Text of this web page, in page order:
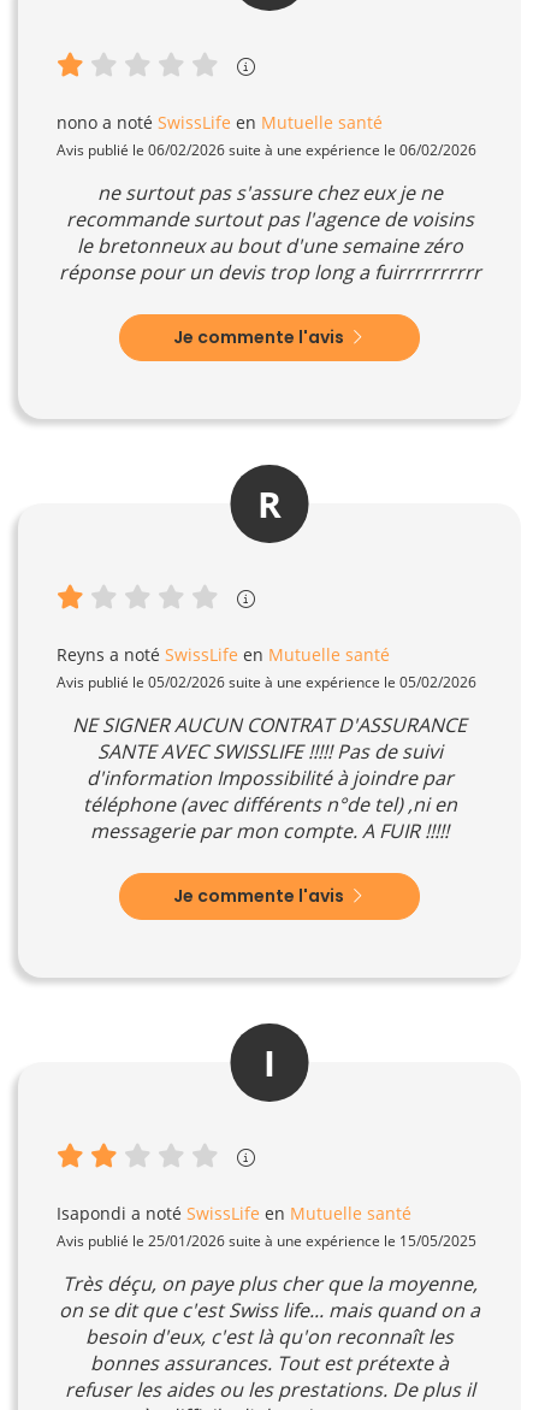
nono a noté SwissLife en Mutuelle santé
Avis publié le 06/02/2026 suite à une expérience le 06/02/2026
ne surtout pas s'assure chez eux je ne
recommande surtout pas l'agence de voisins
le bretonneux au bout d'une semaine zéro
réponse pour un devis trop long a fuirrrrrrrrrr
Je commente l'avis
R
Reyns a noté SwissLife en Mutuelle santé
Avis publié le 05/02/2026 suite à une expérience le 05/02/2026
NE SIGNER AUCUN CONTRAT D'ASSURANCE
SANTE AVEC SWISSLIFE !!!!! Pas de suivi
d'information Impossibilité à joindre par
téléphone (avec différents n°de tel) ,ni en
messagerie par mon compte. A FUIR !!!!!
Je commente l'avis
I
Isapondi a noté SwissLife en Mutuelle santé
Avis publié le 25/01/2026 suite à une expérience le 15/05/2025
Très déçu, on paye plus cher que la moyenne,
on se dit que c'est Swiss life... mais quand on a
besoin d'eux, c'est là qu'on reconnaît les
bonnes assurances. Tout est prétexte à
refuser les aides ou les prestations. De plus il